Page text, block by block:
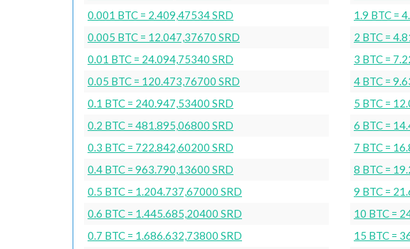
0.001 BTC = 2.409,47534 SRD
0.005 BTC = 12.047,37670 SRD
0.01 BTC = 24.094,75340 SRD
0.05 BTC = 120.473,76700 SRD
0.1 BTC = 240.947,53400 SRD
0.2 BTC = 481.895,06800 SRD
0.3 BTC = 722.842,60200 SRD
0.4 BTC = 963.790,13600 SRD
0.5 BTC = 1.204.737,67000 SRD
0.6 BTC = 1.445.685,20400 SRD
0.7 BTC = 1.686.632,73800 SRD
1.9 BTC =
2 BTC =
3 BTC =
4 BTC =
5 BTC =
6 BTC =
7 BTC =
8 BTC =
9 BTC =
10 BTC =
15 BTC =